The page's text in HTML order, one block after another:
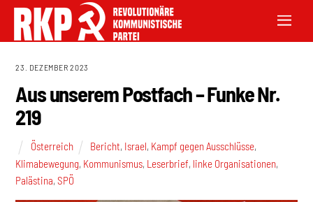
23. DEZEMBER 2023
Aus unserem Postfach – Funke Nr.
219
Österreich Bericht, Israel, Kampf gegen Ausschlüsse,
Klimabewegung, Kommunismus, Leserbrief, linke Organisationen,
Palästina,SPÖ